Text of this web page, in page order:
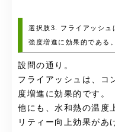
選択肢3. フライアッシュ
強度増進に効果的である。
設問の通り。
フライアッシュは、コ
度増進に効果的です。
他にも、水和熱の温度
リティー向上効果があ